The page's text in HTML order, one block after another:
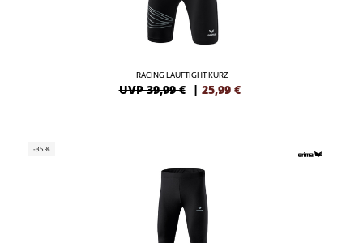
RACING LAUFTIGHT KURZ
UVP 39,99 € | 25,99 €
-35%